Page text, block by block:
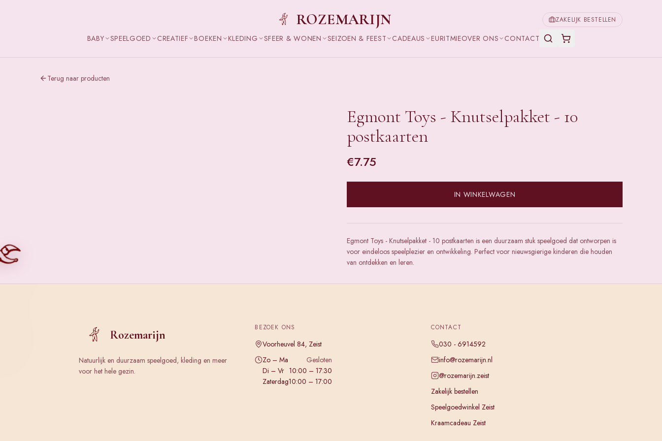
ROZEMARIJN ZAKELIJK BESTELLEN
BABY SPEELGOED CREATIEF BOEKEN KLEDING SFEER & WONEN SEIZOEN & FEEST CADEAUS EURITMIEOVER ONS CONTACT
Terug naar producten
Egmont Toys - Knutselpakket - 10
postkaarten
€7.75
IN WINKELWAGEN
Egmont Toys - Knutselpakket - 10 postkaarten is een duurzaam stuk speelgoed dat ontworpen is
voor eindeloos speelplezier en ontwikkeling. Perfect voor nieuwsgierige kinderen die houden
van ontdekken en leren.
Rozemarijn
Natuurlijk en duurzaam speelgoed, kleding en meer
voor het hele gezin.
BEZOEK ONS
Voorheuvel 84, Zeist
Zo – Ma
Gesloten
Di – Vr 10:00 – 17:30
Zaterdag10:00 – 17:00
CONTACT
030 - 6914592
info@rozemarijn.nl
@rozemarijn.zeist
Zakelijk bestellen
Speelgoedwinkel Zeist
Kraamcadeau Zeist